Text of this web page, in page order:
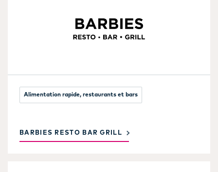
Alimentation rapide, restaurants et bars
BARBIES RESTO BAR GRILL